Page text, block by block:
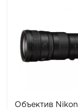
Объектив Nikon